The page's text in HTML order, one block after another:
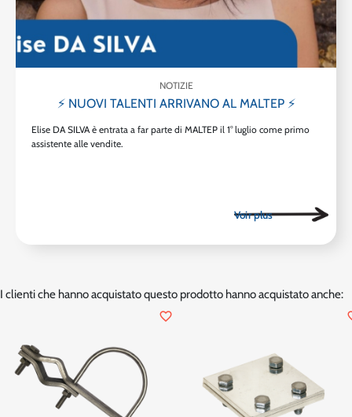
NOTIZIE
⚡ NUOVI TALENTI ARRIVANO AL MALTEP ⚡
Elise DA SILVA è entrata a far parte di MALTEP il 1° luglio come primo
assistente alle vendite.
I clienti che hanno acquistato questo prodotto hanno acquistato anche:
favorite_border